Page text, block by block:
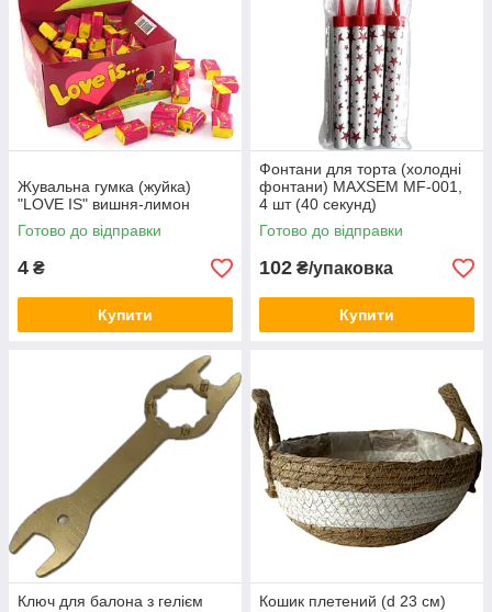
Жувальна гумка (жуйка)
"LOVE IS" вишня-лимон
Готово до відправки
4 ₴
Купити
Фонтани для торта (холодні
фонтани) MAXSEM MF-001,
4 шт (40 секунд)
Готово до відправки
102 ₴/упаковка
Купити
Ключ для балона з гелієм
Кошик плетений (d 23 см)